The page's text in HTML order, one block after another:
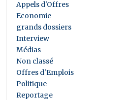
Appels d'Offres
Economie
grands dossiers
Interview
Médias
Non classé
Offres d'Emplois
Politique
Reportage